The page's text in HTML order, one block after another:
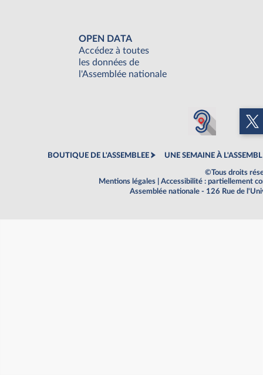
OPEN DATA
Accédez à toutes
les données de
l'Assemblée nationale
BOUTIQUE DE L'ASSEMBLEE UNE SEMAINE À
©Tous droits
Mentions légales
Accessibilité : partiellement
Assemblée nationale - 126 Rue de